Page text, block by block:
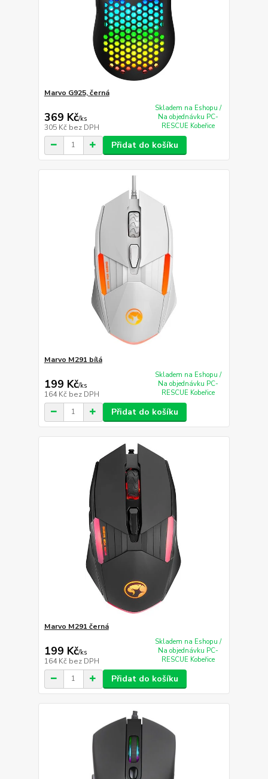
Marvo G925, černá
369 Kč/ks
305 Kč bez DPH
Skladem na Eshopu /
Na objednávku PC-
RESCUE Kobeřice
Přidat do košíku
Marvo M291 bílá
199 Kč/ks
164 Kč bez DPH
Skladem na Eshopu /
Na objednávku PC-
RESCUE Kobeřice
Přidat do košíku
Marvo M291 černá
199 Kč/ks
164 Kč bez DPH
Skladem na Eshopu /
Na objednávku PC-
RESCUE Kobeřice
Přidat do košíku